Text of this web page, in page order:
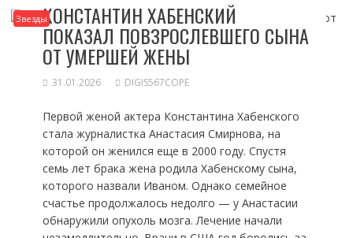
ЗвездыКОНСТАНТИН ХАБЕНСКИЙ
ПОКАЗАЛ ПОВЗРОСЛЕВШЕГО СЫНА
ОТ УМЕРШЕЙ ЖЕНЫ
31.01.2026 DIGIS567COPE
Первой женой актера Константина Хабенского
стала журналистка Анастасия Смирнова, на
которой он женился еще в 2000 году. Спустя
семь лет брака жена родила Хабенскому сына,
которого назвали Иваном. Однако семейное
счастье продолжалось недолго — у Анастасии
обнаружили опухоль мозга. Лечение начали